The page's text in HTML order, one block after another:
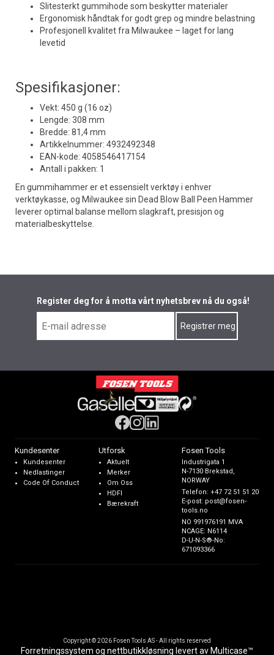
Slitesterkt gummihode som beskytter materialer
Ergonomisk håndtak for godt grep og mindre belastning
Profesjonell kvalitet fra Milwaukee – laget for lang
levetid
Spesifikasjoner:
Vekt: 450 g (16 oz)
Lengde: 308 mm
Bredde: 81,4 mm
Artikkelnummer: 4932492348
EAN-kode: 4058546417154
Antall i pakken: 1
En gummihammer er et essensielt verktøy i enhver
verktøykasse, og Milwaukee sin Dead Blow Ball Peen Hammer
leverer optimal balanse mellom slagkraft, presisjon og
materialbeskyttelse.
Register deg for å motta vårt nyhetsbrev nå du også!
Kundesenter
Kundesenter
Nedlastinger
Code Of Conduct
Utforsk
Aktuelt
Merker
Om Oss
HDFI
Bærekraft
Fosen Tools
Industrigata 1
N-7130 Brekstad,
NORWAY
Telefon:+47 72 51 51 20
E-post: post@fosen-
tools.no
NO 991976191 MVA
NCAGE: N6114
D-U-N-S®-No:
671093366
Copyright © 2026 Fosen Tools AS - All rights reserved
Forretningssystem og nettbutikkløsning levert av Multicase™